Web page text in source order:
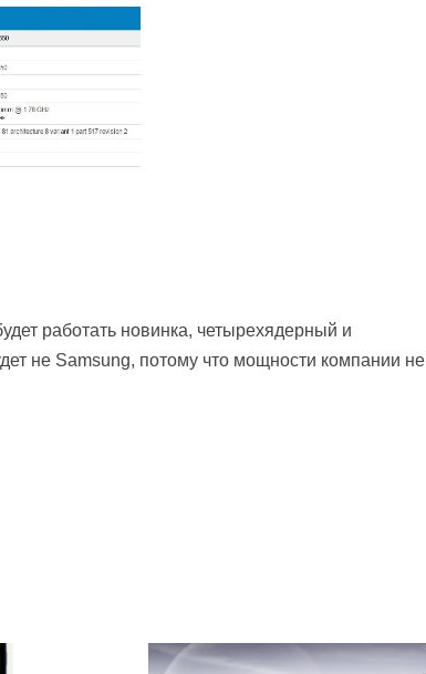
работать новинка, четырехядерный и
не Samsung, потому что мощности компании не